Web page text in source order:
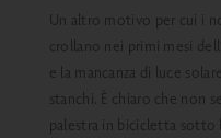
Un altro motivo per cui i
crollano nei primi mesi
e la mancanza di luce
stanchi. È chiaro che non
palestra in bicicletta sotto